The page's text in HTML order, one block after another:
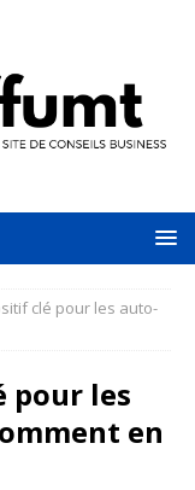
clé pour les auto-
pour les
en